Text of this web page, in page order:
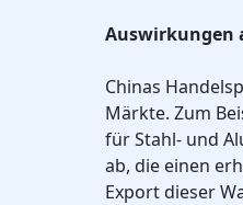
Auswirkungen
Chinas
Märkte. Zum
für Stahl- und
ab, die einen
Export dieser